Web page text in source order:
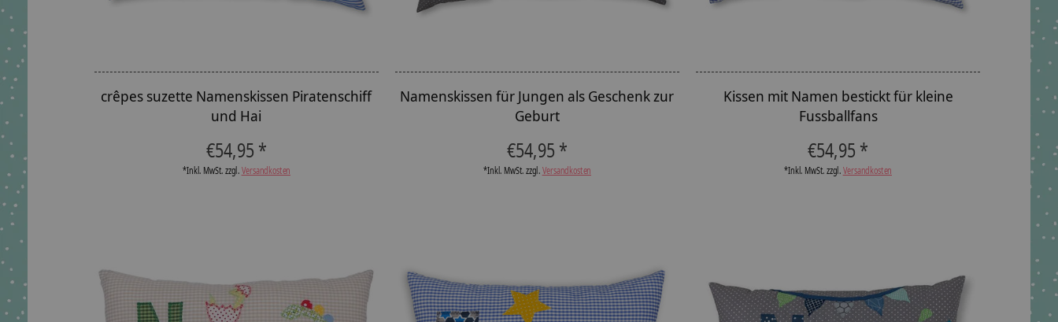
crêpes suzette Namenskissen Piratenschiff
und Hai
€54,95 *
*Inkl. MwSt. zzgl.Versandkosten
Namenskissen für Jungen als Geschenk zur
Geburt
€54,95 *
*Inkl. MwSt. zzgl.Versandkosten
Kissen mit Namen bestickt für kleine
Fussballfans
€54,95 *
*Inkl. MwSt. zzgl.Versandkosten